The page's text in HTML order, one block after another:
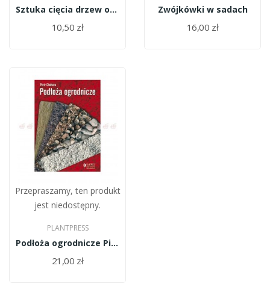
Sztuka cięcia drzew owocowych
10,50 zł
Zwójkówki w sadach
16,00 zł
Przepraszamy, ten produkt
jest niedostępny.
PLANTPRESS
Podłoża ogrodnicze Piotr Chohura
21,00 zł